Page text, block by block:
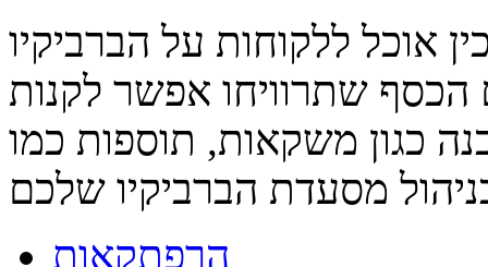
אוכל ללקוחות על הברביקיו
שתרוויחו אפשר לקנות
כגון משקאות, תוספות כמו
הרפתקאות